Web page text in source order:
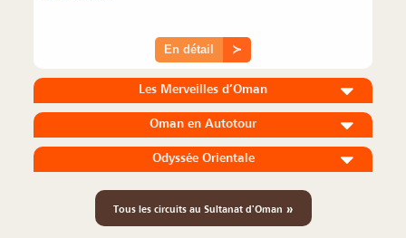
En détail ≻
Les Merveilles d’Oman
Oman en Autotour
Odyssée Orientale
Tous les circuits au Sultanat d'Oman »